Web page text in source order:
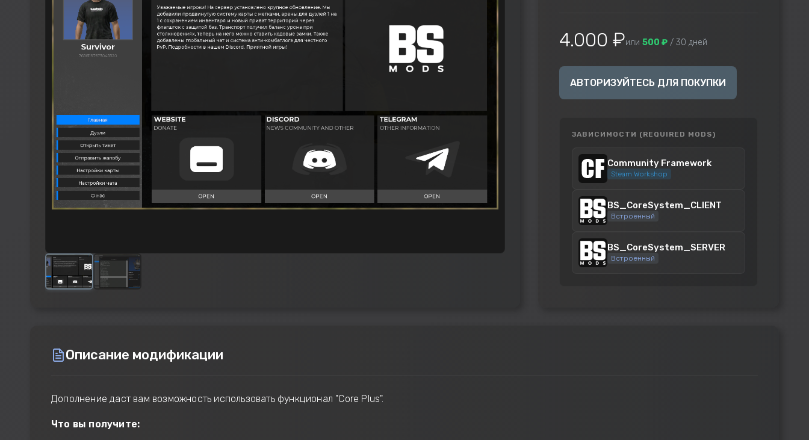
4.000 ₽или 500 ₽ / 30 дней
АВТОРИЗУЙТЕСЬ ДЛЯ ПОКУПКИ
ЗАВИСИМОСТИ (REQUIRED MODS)
Community Framework
Steam Workshop
BS_CoreSystem_CLIENT
Встроенный
BS_CoreSystem_SERVER
Встроенный
Описание модификации
Дополнение даст вам возможность использовать функционал "Core Plus".
Что вы получите: